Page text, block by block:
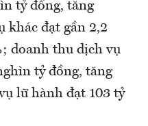
tỷ đồng, tăng
khác đạt gần 2,2
doanh thu dịch vụ
tỷ đồng, tăng
lữ hành đạt 103 tỷ